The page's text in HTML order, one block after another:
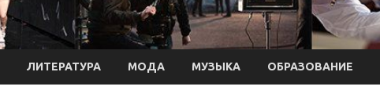
ЛИТЕРАТУРА МОДА МУЗЫКА ОБРАЗОВАНИЕ